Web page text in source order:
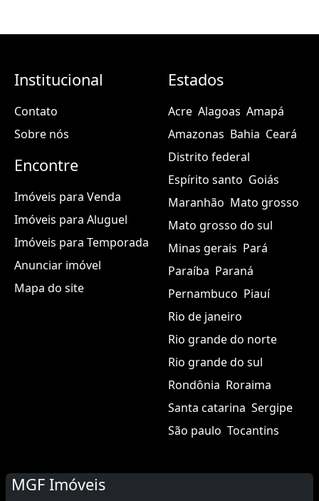
Institucional
Contato
Sobre nós
Encontre
Imóveis para Venda
Imóveis para Aluguel
Imóveis para Temporada
Anunciar imóvel
Mapa do site
Estados
Acre Alagoas Amapá
Amazonas Bahia Ceará
Distrito federal
Espírito santo Goiás
Maranhão Mato grosso
Mato grosso do sul
Minas gerais Pará
Paraíba Paraná
Pernambuco Piauí
Rio de janeiro
Rio grande do norte
Rio grande do sul
Rondônia Roraima
Santa catarina Sergipe
São paulo Tocantins
MGF Imóveis